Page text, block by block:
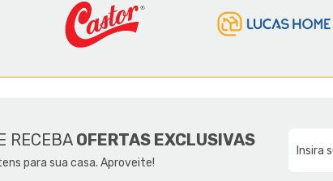
SOBRE A LUCAS HOME
CONHEÇA UM
RECEBA OFERTAS EXCLUSIVAS
para sua casa. Aproveite!